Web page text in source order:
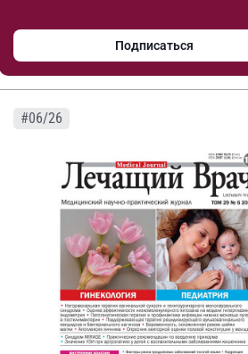
Подписаться
#06/26